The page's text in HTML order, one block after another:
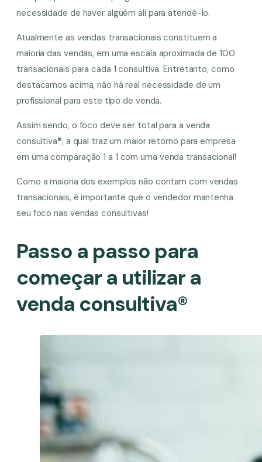
necessidade de haver alguém ali para atendê-lo.
Atualmente as vendas transacionais constituem a
maioria das vendas, em uma escala aproximada de 100
transacionais para cada 1 consultiva. Entretanto, como
destacamos acima, não há real necessidade de um
profissional para este tipo de venda.
Assim sendo, o foco deve ser total para a venda
consultiva®, a qual traz um maior retorno para empresa
em uma comparação 1 a 1 com uma venda transacional!
Como a maioria dos exemplos não contam com vendas
transacionais, é importante que o vendedor mantenha
seu foco nas vendas consultivas!
Passo a passo para
começar a utilizar a
venda consultiva®